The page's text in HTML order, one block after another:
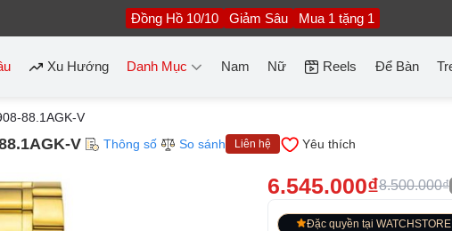
Đồng Hồ 10/10 Giảm Sâu Mua 1 tặng 1
Xu Hướng Danh Mục Nam Nữ Reels Để Bàn
88.1AGK-V
V Thông số So sánh Liên hệ Yêu thích
6.545.000₫8.500.000₫
Đặc quyền tại WATCHSTORE